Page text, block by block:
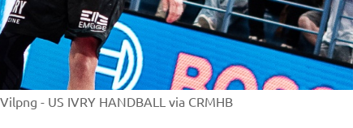
- US IVRY HANDBALL via CRMHB